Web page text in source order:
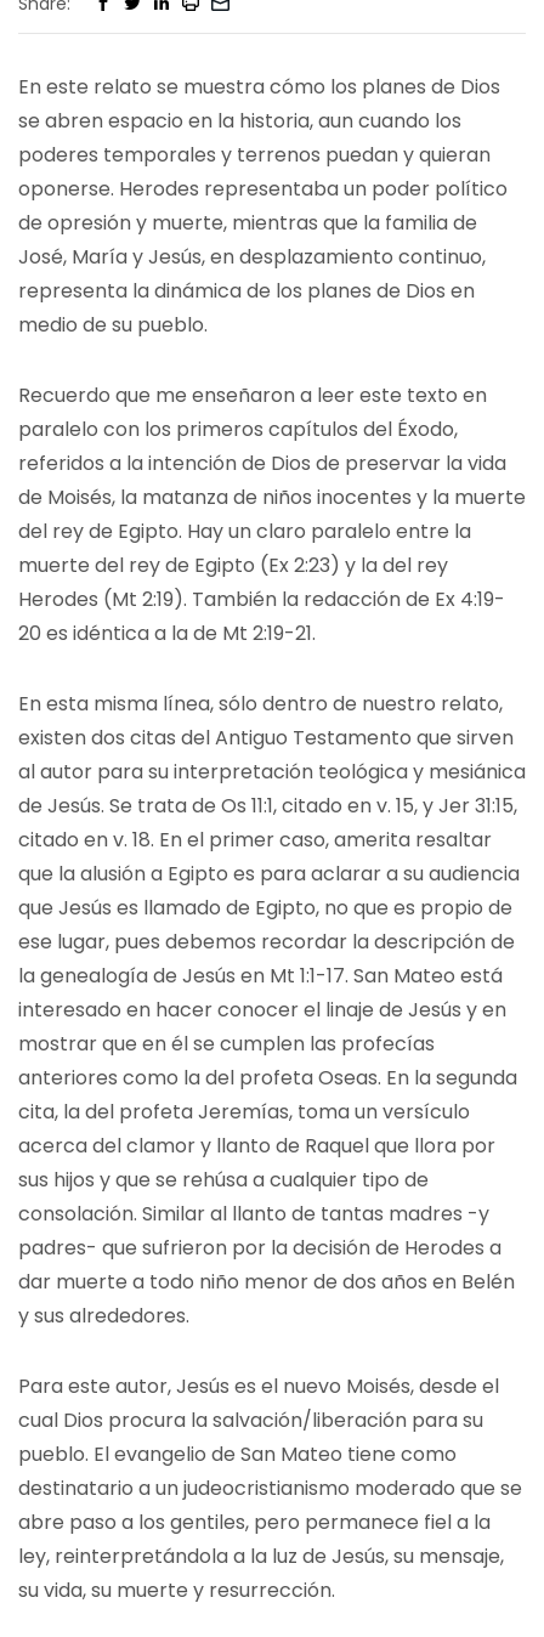
En este relato se muestra cómo los planes de Dios
se abren espacio en la historia, aun cuando los
poderes temporales y terrenos puedan y quieran
oponerse. Herodes representaba un poder político
de opresión y muerte, mientras que la familia de
José, María y Jesús, en desplazamiento continuo,
representa la dinámica de los planes de Dios en
medio de su pueblo.
Recuerdo que me enseñaron a leer este texto en
paralelo con los primeros capítulos del Éxodo,
referidos a la intención de Dios de preservar la vida
de Moisés, la matanza de niños inocentes y la muerte
del rey de Egipto. Hay un claro paralelo entre la
muerte del rey de Egipto (Ex 2:23) y la del rey
Herodes (Mt 2:19). También la redacción de Ex 4:19-
20 es idéntica a la de Mt 2:19-21.
En esta misma línea, sólo dentro de nuestro relato,
existen dos citas del Antiguo Testamento que sirven
al autor para su interpretación teológica y mesiánica
de Jesús. Se trata de Os 11:1, citado en v. 15, y Jer 31:15,
citado en v. 18. En el primer caso, amerita resaltar
que la alusión a Egipto es para aclarar a su audiencia
que Jesús es llamado de Egipto, no que es propio de
ese lugar, pues debemos recordar la descripción de
la genealogía de Jesús en Mt 1:1-17. San Mateo está
interesado en hacer conocer el linaje de Jesús y en
mostrar que en él se cumplen las profecías
anteriores como la del profeta Oseas. En la segunda
cita, la del profeta Jeremías, toma un versículo
acerca del clamor y llanto de Raquel que llora por
sus hijos y que se rehúsa a cualquier tipo de
consolación. Similar al llanto de tantas madres -y
padres- que sufrieron por la decisión de Herodes a
dar muerte a todo niño menor de dos años en Belén
y sus alrededores.
Para este autor, Jesús es el nuevo Moisés, desde el
cual Dios procura la salvación/liberación para su
pueblo. El evangelio de San Mateo tiene como
destinatario a un judeocristianismo moderado que se
abre paso a los gentiles, pero permanece fiel a la
ley, reinterpretándola a la luz de Jesús, su mensaje,
su vida, su muerte y resurrección.